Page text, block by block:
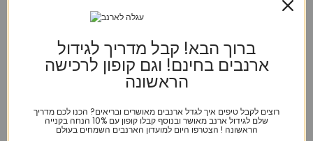
₪ 78
קערה למכרסם קטן – סאביק –
₪ 21
ברוך הבא! קבל מדריך לגידול
ארנבים בחינם! וגם קופון לרכישה
הראשונה
רוצים לקבל טיפים איך לגדל ארנבים מאושרים ובריאים? הכנו לכם מדריך
שלם לגידול ארנב מאושר ובנוסף קבלו קופון עם 10% הנחה בקנייה
הראשונה ! הצטרפו היום למועדון הארנבים השמחים בעולם